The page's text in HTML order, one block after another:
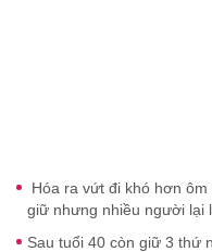
Hóa ra vứt đi khó hơn
giữ nhưng nhiều người lại
Sau tuổi 40 còn giữ 3 thứ